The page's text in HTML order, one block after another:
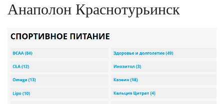
Анаполон Краснотурьинск